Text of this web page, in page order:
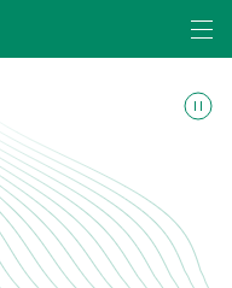
Menü